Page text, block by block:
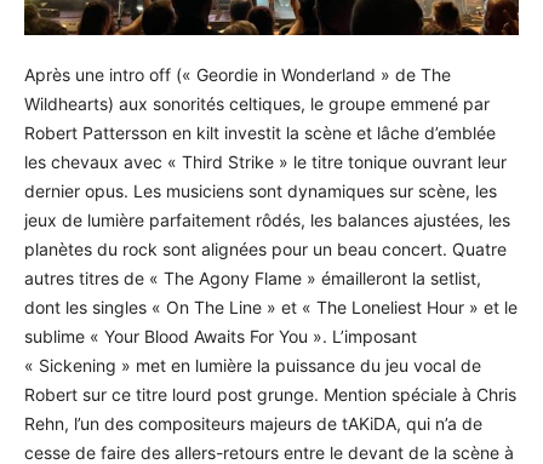
Après une intro off (« Geordie in Wonderland » de The
Wildhearts) aux sonorités celtiques, le groupe emmené par
Robert Pattersson en kilt investit la scène et lâche d’emblée
les chevaux avec « Third Strike » le titre tonique ouvrant leur
dernier opus. Les musiciens sont dynamiques sur scène, les
jeux de lumière parfaitement rôdés, les balances ajustées, les
planètes du rock sont alignées pour un beau concert. Quatre
autres titres de « The Agony Flame » émailleront la setlist,
dont les singles « On The Line » et « The Loneliest Hour » et le
sublime « Your Blood Awaits For You ». L’imposant
« Sickening » met en lumière la puissance du jeu vocal de
Robert sur ce titre lourd post grunge. Mention spéciale à Chris
Rehn, l’un des compositeurs majeurs de tAKiDA, qui n’a de
cesse de faire des allers-retours entre le devant de la scène à